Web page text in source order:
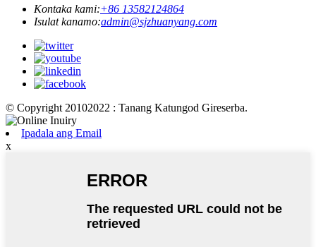
Kontaka kami:+86 13582124864
Isulat kanamo:admin@sjzhuanyang.com
© Copyright 20102022 : Tanang Katungod Gireserba.
Ipadala ang Email
x